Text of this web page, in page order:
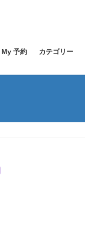
My 予約 カテゴリー